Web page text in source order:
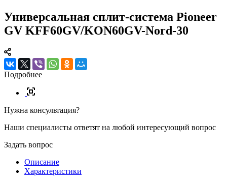
Универсальная сплит-система Pioneer
GV KFF60GV/KON60GV-Nord-30
Подробнее
Нужна консультация?
Наши специалисты ответят на любой интересующий вопрос
Задать вопрос
Описание
Характеристики